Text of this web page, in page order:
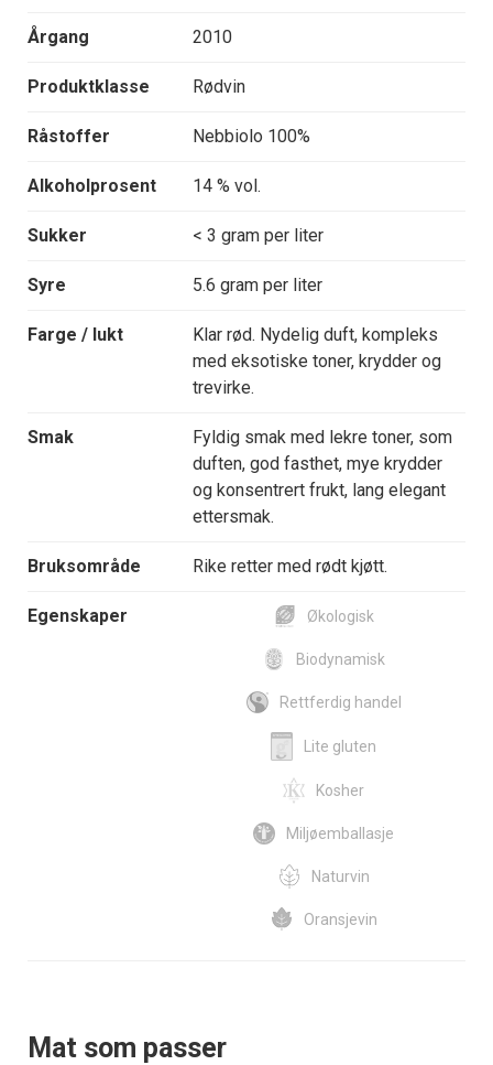
Årgang 2010
Produktklasse Rødvin
Råstoffer Nebbiolo 100%
Alkoholprosent 14 % vol.
Sukker < 3 gram per liter
Syre 5.6 gram per liter
Farge / lukt
Klar rød. Nydelig duft, kompleks
med eksotiske toner, krydder og
trevirke.
Smak
Fyldig smak med lekre toner, som
duften, god fasthet, mye krydder
og konsentrert frukt, lang elegant
ettersmak.
Bruksområde Rike retter med rødt kjøtt.
Egenskaper Økologisk
Biodynamisk
Rettferdig handel
Lite gluten
Kosher
Miljøemballasje
Naturvin
Oransjevin
Mat som passer